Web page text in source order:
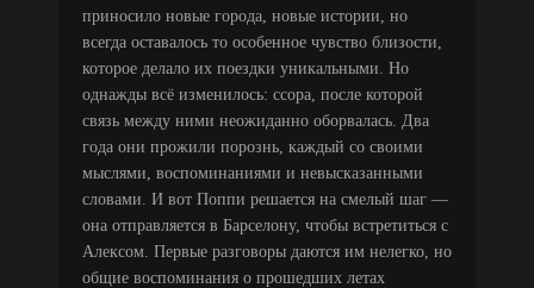
приносило новые города, новые истории, но
всегда оставалось то особенное чувство близости,
которое делало их поездки уникальными. Но
однажды всё изменилось: ссора, после которой
связь между ними неожиданно оборвалась. Два
года они прожили порознь, каждый со своими
мыслями, воспоминаниями и невысказанными
словами. И вот Поппи решается на смелый шаг —
она отправляется в Барселону, чтобы встретиться с
Алексом. Первые разговоры даются им нелегко, но
общие воспоминания о прошедших летах